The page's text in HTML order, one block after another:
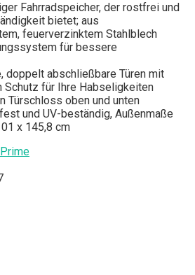
Fahrradspeicher, der rostfrei und
bietet; aus
feuerverzinktem Stahlblech
für bessere
doppelt abschließbare Türen mit
Schutz für Ihre Habseligkeiten
Türschloss oben und unten
und UV-beständig, Außenmaße
x 145,8 cm